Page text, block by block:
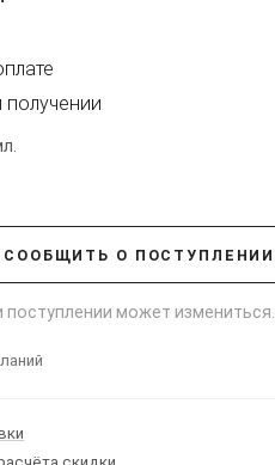
получении
СООБЩИТЬ О ПОСТУПЛЕНИИ
поступлении может измениться.